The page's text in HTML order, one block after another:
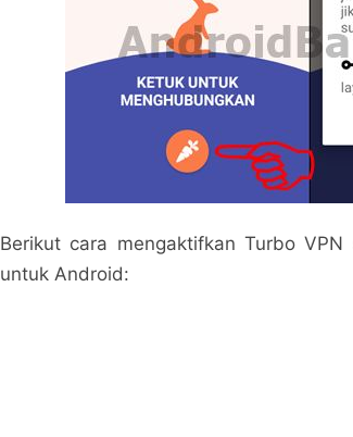
Berikut cara mengaktifkan Turbo
untuk Android: